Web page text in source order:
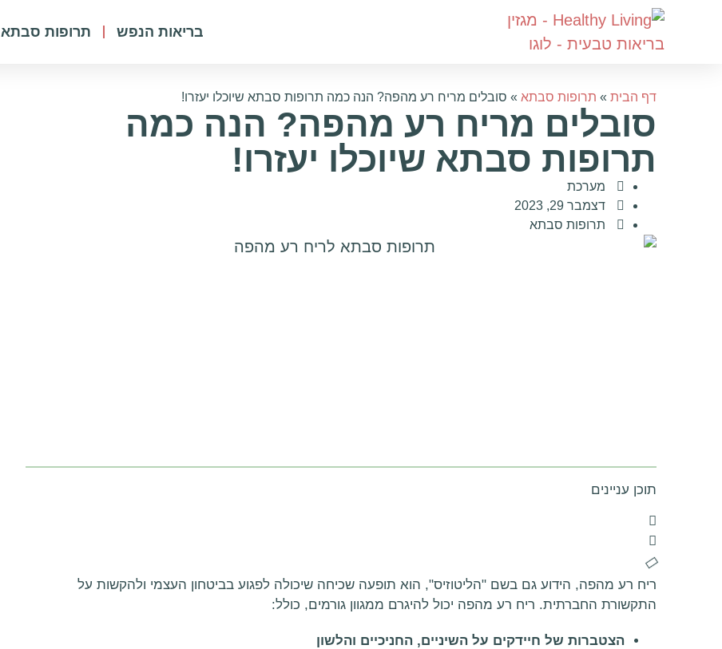
בריאות הנפש תרופות סבתא
דף הבית » תרופות סבתא » סובלים מריח רע מהפה? הנה כמה תרופות סבתא שיוכלו יעזרו!
סובלים מריח רע מהפה? הנה כמה
תרופות סבתא שיוכלו יעזרו!
מערכת
דצמבר 29, 2023
תרופות סבתא
תוכן עניינים
ריח רע מהפה, הידוע גם בשם "הליטוזיס", הוא תופעה שכיחה שיכולה לפגוע בביטחון העצמי ולהקשות על
התקשורת החברתית. ריח רע מהפה יכול להיגרם ממגוון גורמים, כולל:
הצטברות של חיידקים על השיניים, החניכיים והלשון